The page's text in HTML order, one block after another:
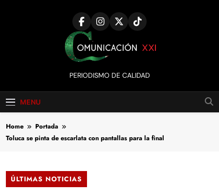
Comunicación
XXI
PERIODISMO DE CALIDAD
MENU
Home
Portada
Toluca se pinta de escarlata con pantallas para la final
ÚLTIMAS NOTICIAS